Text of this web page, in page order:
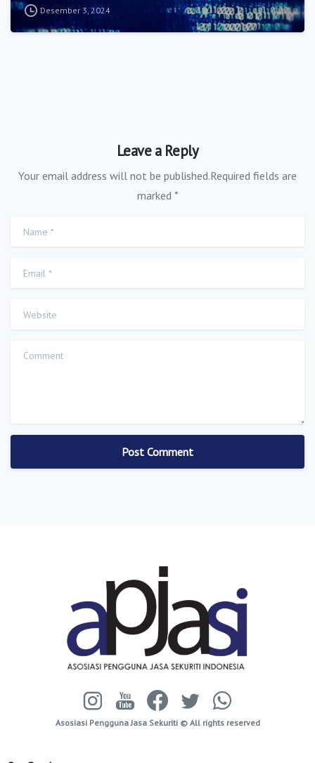
Desember 3, 2024
Leave a Reply
Your email address will not be published.Required fields are
marked *
Name
Email
Website
Comment
Asosiasi Pengguna Jasa Sekuriti © All rights reserved